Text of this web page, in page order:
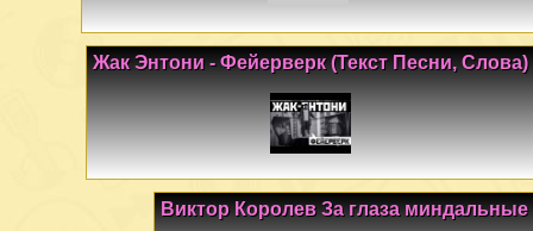
Жак Энтони - Фейерверк (Текст Песни, Слова)
Виктор Королев За глаза миндальные